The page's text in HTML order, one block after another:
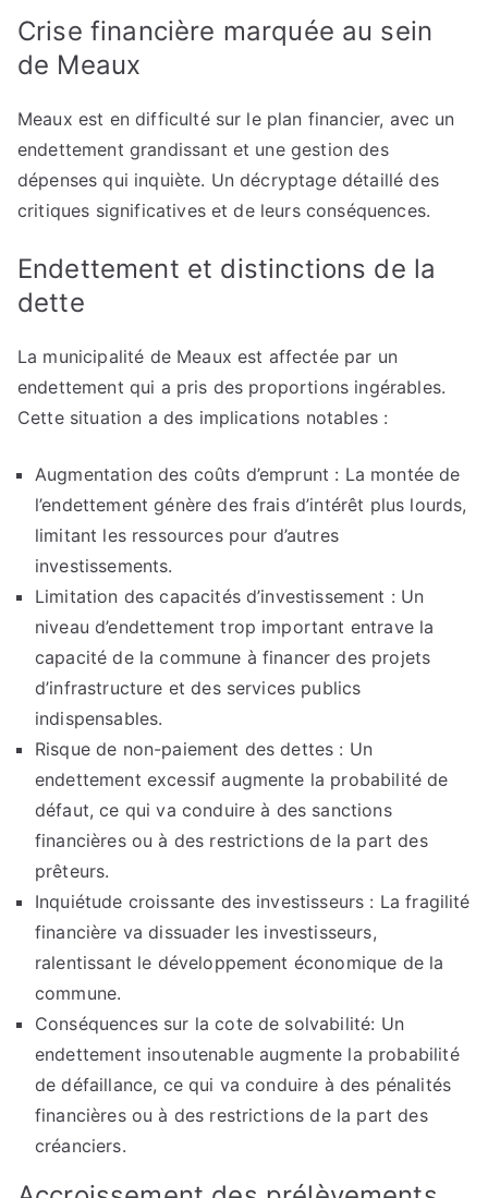
Crise financière marquée au sein
de Meaux
Meaux est en difficulté sur le plan financier, avec un
endettement grandissant et une gestion des
dépenses qui inquiète. Un décryptage détaillé des
critiques significatives et de leurs conséquences.
Endettement et distinctions de la
dette
La municipalité de Meaux est affectée par un
endettement qui a pris des proportions ingérables.
Cette situation a des implications notables :
Augmentation des coûts d’emprunt : La montée de
l’endettement génère des frais d’intérêt plus lourds,
limitant les ressources pour d’autres
investissements.
Limitation des capacités d’investissement : Un
niveau d’endettement trop important entrave la
capacité de la commune à financer des projets
d’infrastructure et des services publics
indispensables.
Risque de non-paiement des dettes : Un
endettement excessif augmente la probabilité de
défaut, ce qui va conduire à des sanctions
financières ou à des restrictions de la part des
prêteurs.
Inquiétude croissante des investisseurs : La fragilité
financière va dissuader les investisseurs,
ralentissant le développement économique de la
commune.
Conséquences sur la cote de solvabilité: Un
endettement insoutenable augmente la probabilité
de défaillance, ce qui va conduire à des pénalités
financières ou à des restrictions de la part des
créanciers.